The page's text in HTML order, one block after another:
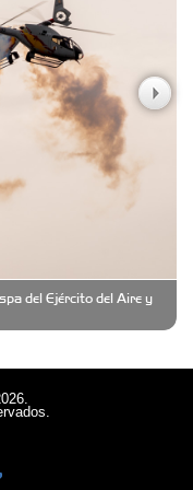
del Ejército del Aire y